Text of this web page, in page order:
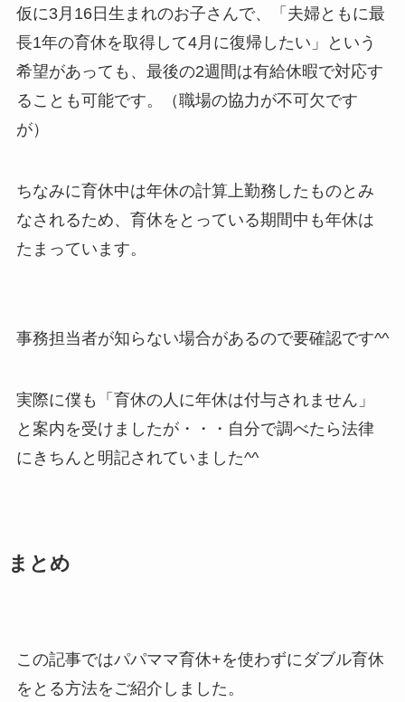
仮に3月16日生まれのお子さんで、「夫婦ともに最
長1年の育休を取得して4月に復帰したい」という
希望があっても、最後の2週間は有給休暇で対応す
ることも可能です。（職場の協力が不可欠です
が）
ちなみに育休中は年休の計算上勤務したものとみ
なされるため、育休をとっている期間中も年休は
たまっています。
事務担当者が知らない場合があるので要確認です^^
実際に僕も「育休の人に年休は付与されません」
と案内を受けましたが・・・自分で調べたら法律
にきちんと明記されていました^^
まとめ
この記事ではパパママ育休+を使わずにダブル育休
をとる方法をご紹介しました。